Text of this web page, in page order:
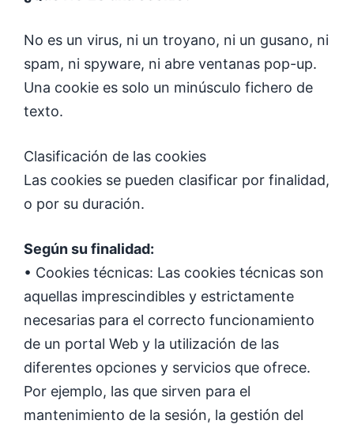
No es un virus, ni un troyano, ni un gusano, ni
spam, ni spyware, ni abre ventanas pop-up.
Una cookie es solo un minúsculo fichero de
texto.
Clasificación de las cookies
Las cookies se pueden clasificar por finalidad,
o por su duración.
Según su finalidad:
• Cookies técnicas: Las cookies técnicas son
aquellas imprescindibles y estrictamente
necesarias para el correcto funcionamiento
de un portal Web y la utilización de las
diferentes opciones y servicios que ofrece.
Por ejemplo, las que sirven para el
mantenimiento de la sesión, la gestión del